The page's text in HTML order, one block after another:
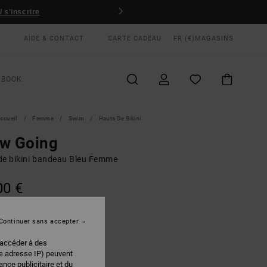
s'inscrire
AIDE & CONTACT CARTE CADEAU FR (€) MAGASINS
Femme Swim Hauts De Bikini
Going
bikini bandeau Bleu Femme
€
Crystal Blue
à des
adresse IP) peuvent
publicitaire et du
sans accepter